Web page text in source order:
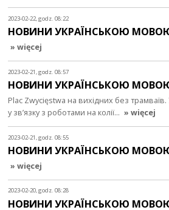
2023-02-22, godz. 08:22
НОВИНИ УКРАЇНСЬКОЮ МОВОЮ
» więcej
2023-02-21, godz. 08:57
НОВИНИ УКРАЇНСЬКОЮ МОВОЮ
Plac Zwycięstwa на вихідних без трамваїв.
у зв’язку з роботами на колії… » więcej
2023-02-21, godz. 08:55
НОВИНИ УКРАЇНСЬКОЮ МОВОЮ
» więcej
2023-02-20, godz. 08:28
НОВИНИ УКРАЇНСЬКОЮ МОВОЮ